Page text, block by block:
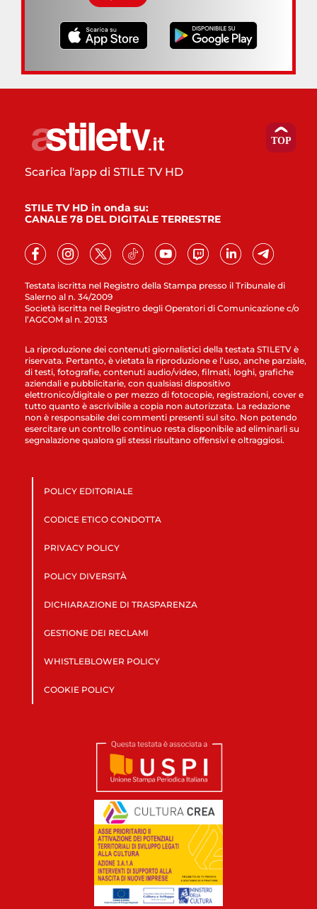
Testata iscritta nel Registro della Stampa presso il Tribunale di
Salerno al n. 34/2009
Società iscritta nel Registro degli Operatori di Comunicazione c/o
l’AGCOM al n. 20133
Scarica l'app di STILE TV HD
STILE TV HD in onda su:
CANALE 78 DEL DIGITALE TERRESTRE
La riproduzione dei contenuti giornalistici della testata STILETV è
riservata. Pertanto, è vietata la riproduzione e l’uso, anche parziale,
di testi, fotografie, contenuti audio/video, filmati, loghi, grafiche
aziendali e pubblicitarie, con qualsiasi dispositivo
elettronico/digitale o per mezzo di fotocopie, registrazioni, cover e
tutto quanto è ascrivibile a copia non autorizzata. La redazione
non è responsabile dei commenti presenti sul sito. Non potendo
esercitare un controllo continuo resta disponibile ad eliminarli su
segnalazione qualora gli stessi risultano offensivi e oltraggiosi.
POLICY EDITORIALE
CODICE ETICO CONDOTTA
PRIVACY POLICY
POLICY DIVERSITÀ
DICHIARAZIONE DI TRASPARENZA
GESTIONE DEI RECLAMI
WHISTLEBLOWER POLICY
COOKIE POLICY